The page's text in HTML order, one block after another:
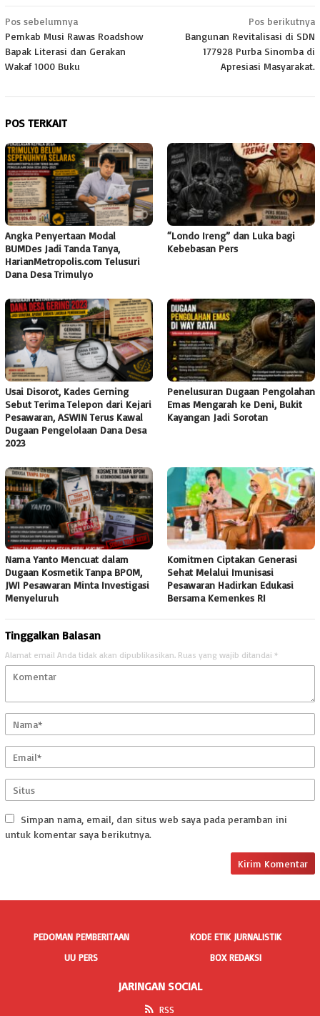
Navigasi
pos
Pos sebelumnya
Pemkab Musi Rawas Roadshow
Bapak Literasi dan Gerakan
Wakaf 1000 Buku
Pos berikutnya
Bangunan Revitalisasi di SDN
177928 Purba Sinomba di
Apresiasi Masyarakat.
POS TERKAIT
Angka Penyertaan Modal
BUMDes Jadi Tanda Tanya,
HarianMetropolis.com Telusuri
Dana Desa Trimulyo
“Londo Ireng” dan Luka bagi
Kebebasan Pers
Usai Disorot, Kades Gerning
Sebut Terima Telepon dari Kejari
Pesawaran, ASWIN Terus Kawal
Dugaan Pengelolaan Dana Desa
2023
Penelusuran Dugaan Pengolahan
Emas Mengarah ke Deni, Bukit
Kayangan Jadi Sorotan
Nama Yanto Mencuat dalam
Dugaan Kosmetik Tanpa BPOM,
JWI Pesawaran Minta Investigasi
Menyeluruh
Komitmen Ciptakan Generasi
Sehat Melalui Imunisasi
Pesawaran Hadirkan Edukasi
Bersama Kemenkes RI
Tinggalkan Balasan
Alamat email Anda tidak akan dipublikasikan. Ruas yang wajib ditandai *
Simpan nama, email, dan situs web saya pada peramban ini
untuk komentar saya berikutnya.
PEDOMAN PEMBERITAAN
KODE ETIK JURNALISTIK
UU PERS
BOX REDAKSI
JARINGAN SOCIAL
RSS